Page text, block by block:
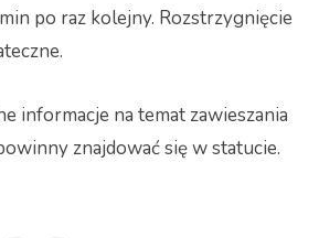
po raz kolejny. Rozstrzygnięcie
informacje na temat zawieszania
znajdować się w statucie.